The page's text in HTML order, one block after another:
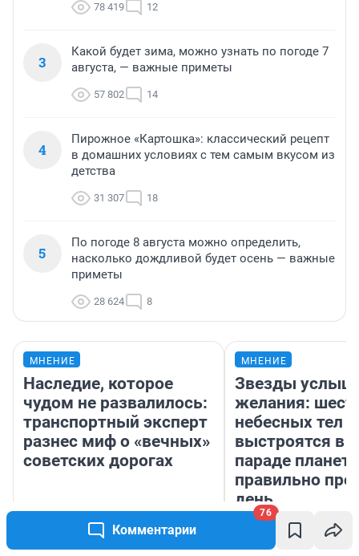
Комментарии
76
78 419 12
3
Какой будет зима, можно узнать по погоде 7
августа, — важные приметы
57 802 14
4
Пирожное «Картошка»: классический рецепт
в домашних условиях с тем самым вкусом из
детства
31 307 18
5
По погоде 8 августа можно определить,
насколько дождливой будет осень — важные
приметы
28 624 8
МНЕНИЕ
Наследие, которое
чудом не развалилось:
транспортный эксперт
разнес миф о «вечных»
советских дорогах
Олег Арефьев
МНЕНИЕ
Звезды
желания:
небесных тел
выстроятся в
параде планет
правильно
день